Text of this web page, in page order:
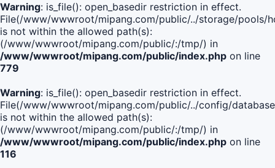
Warning: is_file(): open_basedir restriction in effect.
File(/www/wwwroot/mipang.com/public/../storage/pools/
is not within the allowed path(s):
(/www/wwwroot/mipang.com/public/:/tmp/) in
/www/wwwroot/mipang.com/public/index.php on line
779
Warning: is_file(): open_basedir restriction in effect.
File(/www/wwwroot/mipang.com/public/../config/
is not within the allowed path(s):
(/www/wwwroot/mipang.com/public/:/tmp/) in
/www/wwwroot/mipang.com/public/index.php on line
116